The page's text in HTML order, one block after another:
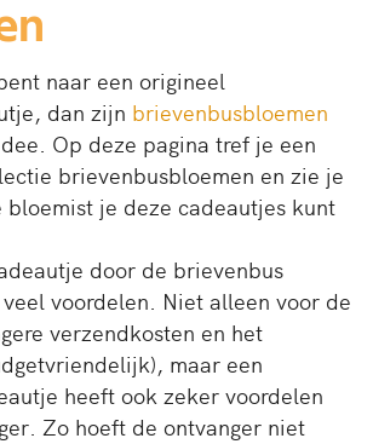
naar een origineel
dan zijn brievenbusbloemen
Op deze pagina tref je een
brievenbusbloemen en zie je
je deze cadeautjes kunt
door de brievenbus
voordelen. Niet alleen voor de
verzendkosten en het
maar een
heeft ook zeker voordelen
Zo hoeft de ontvanger niet